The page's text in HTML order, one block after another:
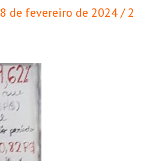
8 de fevereiro de 2024/2